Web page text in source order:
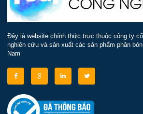
Đây là website chính thức trực thuộc công ty
nghiên cứu và sản xuất các sản phẩm phân
Nam